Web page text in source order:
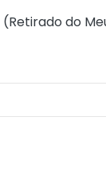
(Retirado do